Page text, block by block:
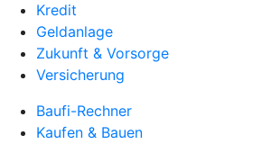
Kredit
Geldanlage
Zukunft & Vorsorge
Versicherung
Baufi-Rechner
Kaufen & Bauen